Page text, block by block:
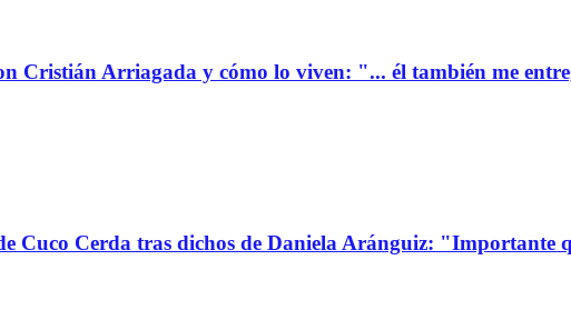
Cristián Arriagada y cómo lo viven: "... él también me
Cuco Cerda tras dichos de Daniela Aránguiz: "Importante